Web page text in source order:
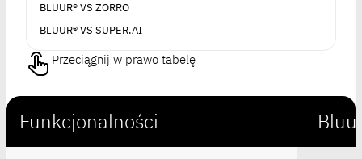
BLUUR® VS ZORRO
BLUUR® VS SUPER.AI
Przeciągnij w prawo tabelę
Funkcjonalności